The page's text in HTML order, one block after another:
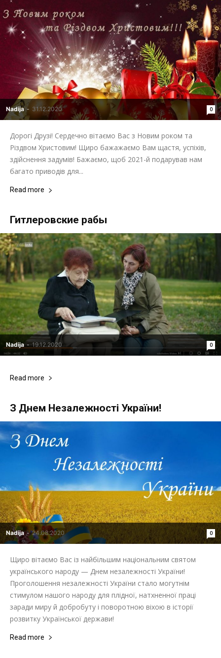
Nadija - 31.12.2020 0
Дорогі Друзі! Сердечно вітаємо Вас з Новим роком та
Різдвом Христовим! Щиро бажажаємо Вам щастя, успіхів,
здійснення задумів! Бажаємо, щоб 2021-й подарував нам
багато приводів для...
Read more
Гитлеровские рабы
Nadija - 19.12.2020 0
Read more
З Днем Незалежності України!
Nadija - 24.08.2020 0
Щиро вітаємо Вас із найбільшим національним святом
українського народу — Днем незалежності України!
Проголошення незалежності України стало могутнім
стимулом нашого народу для плідної, натхненної праці
заради миру й добробуту і поворотною віхою в історії
розвитку Української держави!
Read more